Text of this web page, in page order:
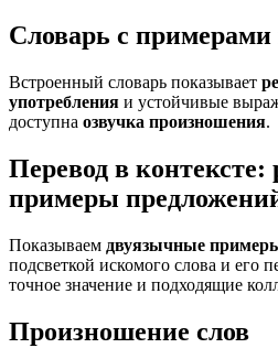
Словарь с примерами
Встроенный словарь показывает
употребления и устойчивые
доступна озвучка произношения.
Перевод в контексте:
примеры
Показываем двуязычные
подсветкой искомого слова и его
точное значение и подходящие
Произношение слов